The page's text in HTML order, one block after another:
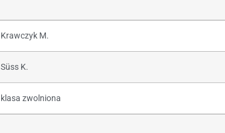
Krawczyk M.
Süss K.
klasa zwolniona